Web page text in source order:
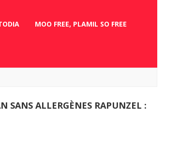
MOO FREE, PLAMIL SO FREE
SANS ALLERGÈNES RAPUNZEL :